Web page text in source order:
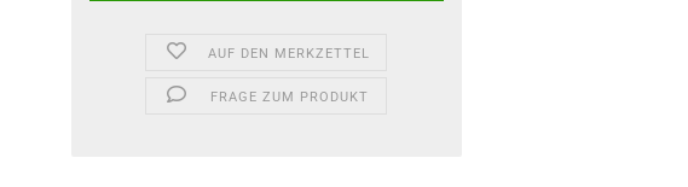
AUF DEN MERKZETTEL
FRAGE ZUM PRODUKT